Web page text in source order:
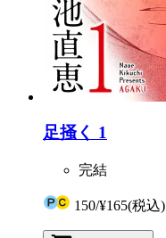
足掻く 1
完結
150/¥165(税込)